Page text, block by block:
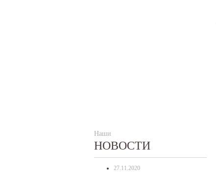
Наши
НОВОСТИ
27.11.2020